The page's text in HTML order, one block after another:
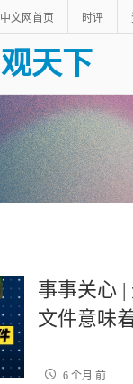
中文网首页 时评
观天下
事事关心
文件意味
6 个月 前